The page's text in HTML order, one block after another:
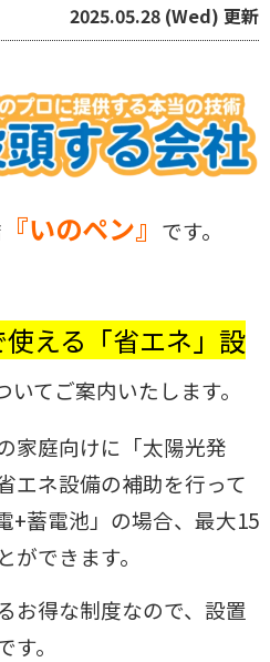
2025.05.28 (Wed) 更新
『いのペン』 です。
える「省エネ」設
いてご案内いたします。
家庭向けに「太陽光発
エネ設備の補助を行って
+蓄電池」の場合、最大15
できます。
お得な制度なので、設置
。